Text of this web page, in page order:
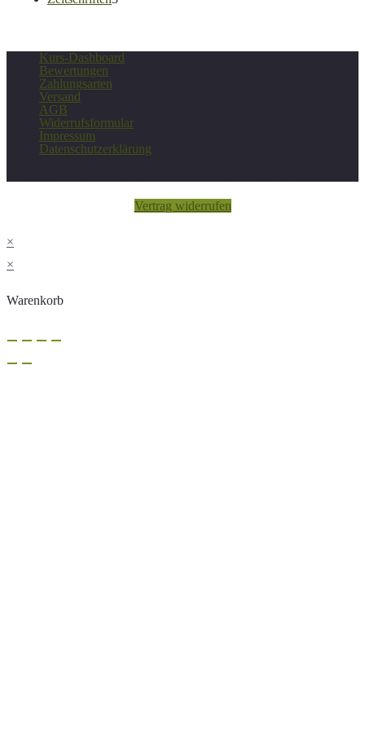
Kurs-Dashboard
Bewertungen
Zahlungsarten
Versand
AGB
Widerrufsformular
Impressum
Datenschutzerklärung
Vertrag widerrufen
×
×
Warenkorb